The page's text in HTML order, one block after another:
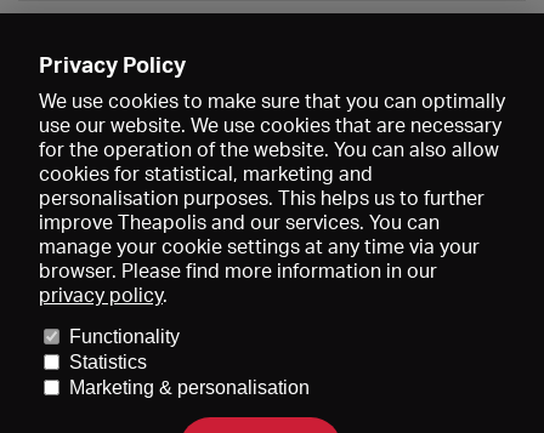
Données médiatiques
Conditions générales de vente
Contact
Aide Newsletter
Privacy Policy
We use cookies to make sure that you can optimally
use our website. We use cookies that are necessary
for the operation of the website. You can also allow
cookies for statistical, marketing and
personalisation purposes. This helps us to further
improve Theapolis and our services. You can
manage your cookie settings at any time via your
browser. Please find more information in our
privacy policy.
Functionality
Statistics
Marketing & personalisation